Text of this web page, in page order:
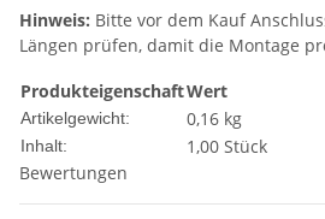
Hinweis: Bitte vor dem Kauf
Längen prüfen, damit die Montage
ProdukteigenschaftWert
Artikelgewicht: 0,16 kg
Inhalt:
1,00 Stück
Bewertungen